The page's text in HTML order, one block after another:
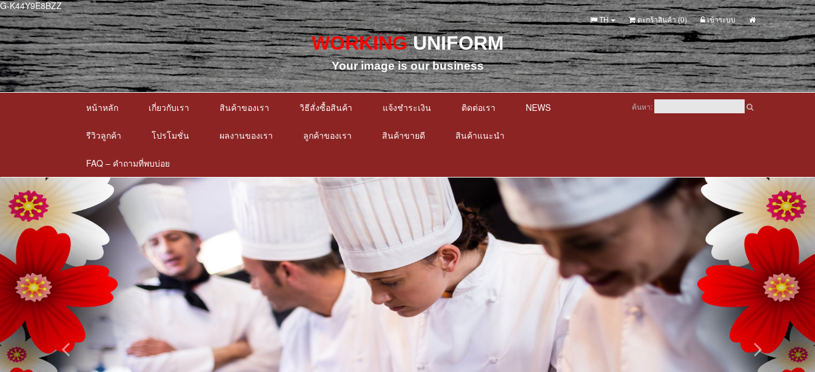
G-K44Y9E8BZZ
เข้าระบบ
ตะกร้าสินค้า (0)
TH
WORKING UNIFORM
Your image is our business
หน้าหลัก เกี่ยวกับเรา สินค้าของเรา วิธีสั่งซื้อสินค้า แจ้งชำระเงิน ติดต่อเรา NEWS
รีวิวลูกค้า โปรโมชั่น ผลงานของเรา ลูกค้าของเรา สินค้าขายดี สินค้าแนะนำ
FAQ – คำถามที่พบบ่อย
ค้นหา: